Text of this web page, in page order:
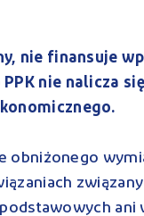
nie finansuje
nie nalicza
obniżonego
ani